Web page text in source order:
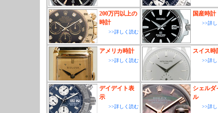
200万円以上の
時計
>>詳しく読む
国産時計
>>詳
アメリカ時計
>>詳しく読む
スイス時
>>詳
デイデイト表
示
>>詳しく読む
シェルダ
ル
>>詳